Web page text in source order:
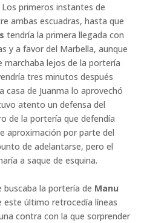
primeros instantes de
ambas escuadras, hasta que
tendría la primera llegada con
y a favor del Marbella, aunque
marchaba lejos de la portería
tres minutos después
casa de Juanma lo aprovechó
atento un defensa del
de la portería que defendía
aproximación por parte del
de adelantarse, pero el
a saque de esquina.
buscaba la portería de Manu
este último retrocedía líneas
contra con la que sorprender